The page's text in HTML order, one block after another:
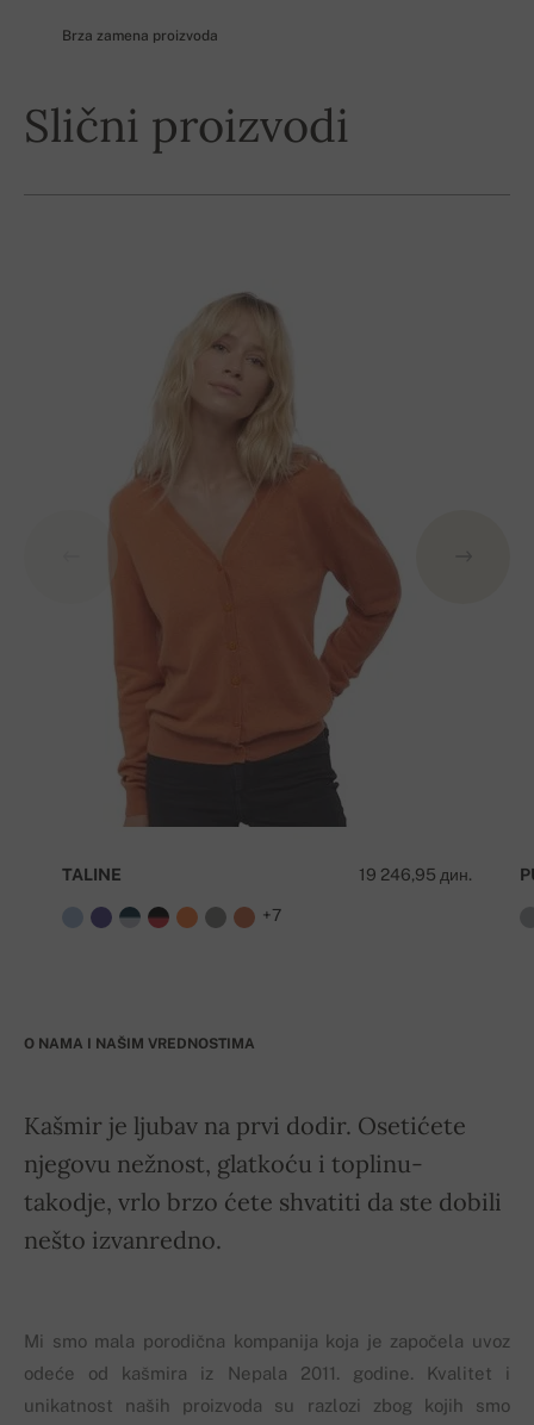
Brza zamena proizvoda
Slični proizvodi
19 246,95 дин.
TALINE
+7
O NAMA I NAŠIM VREDNOSTIMA
Kašmir je ljubav na prvi dodir. Osetićete
njegovu nežnost, glatkoću i toplinu-
takodje, vrlo brzo ćete shvatiti da ste dobili
nešto izvanredno.
Mi smo mala porodična kompanija koja je započela uvoz
odeće od kašmira iz Nepala 2011. godine. Kvalitet i
unikatnost naših proizvoda su razlozi zbog kojih smo